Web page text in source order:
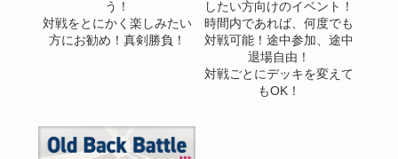
う！
対戦をとにかく楽しみたい
方にお勧め！真剣勝負！
したい方向けのイベント！
時間内であれば、何度でも
対戦可能！途中参加、途中
退場自由！
対戦ごとにデッキを変えて
もOK！